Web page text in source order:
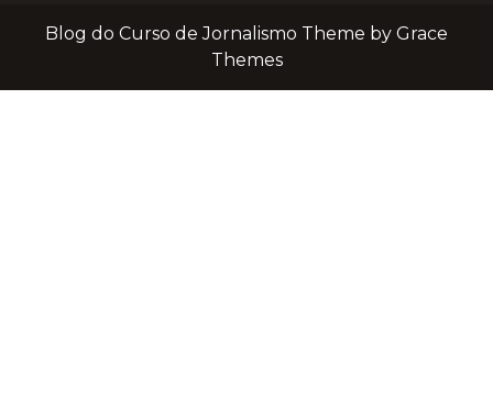
Blog do Curso de Jornalismo Theme by Grace
Themes